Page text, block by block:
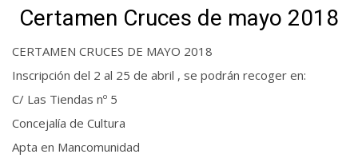
Certamen Cruces de mayo 2018
CERTAMEN CRUCES DE MAYO 2018
Inscripción del 2 al 25 de abril , se podrán recoger en:
C/ Las Tiendas nº 5
Concejalía de Cultura
Apta en Mancomunidad